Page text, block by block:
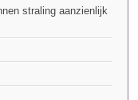
straling aanzienlijk